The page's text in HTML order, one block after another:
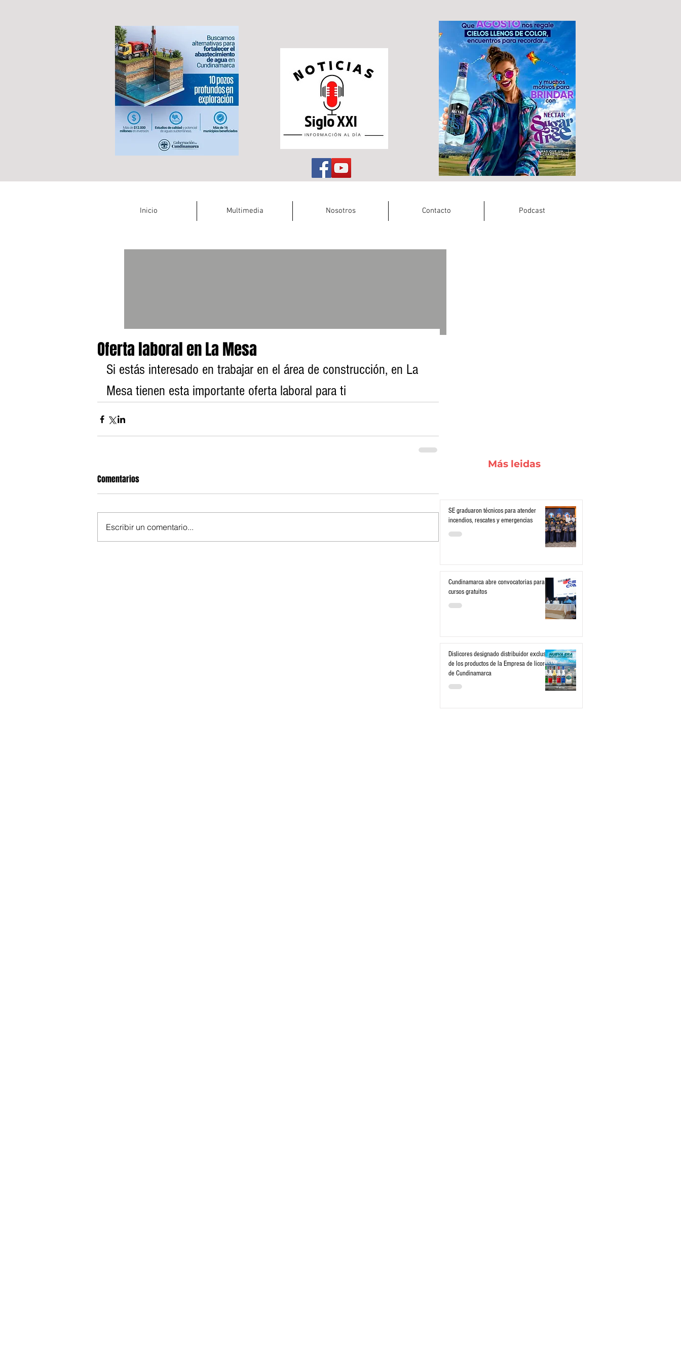
Inicio Multimedia Nosotros Contacto Podcast
Oferta laboral en La Mesa
Si estás interesado en trabajar en el área de construcción, en La
Mesa tienen esta importante oferta laboral para ti
Comentarios
Escribir un comentario...
Más leidas
SE graduaron técnicos para atender
incendios, rescates y emergencias
Cundinamarca abre convocatorias para
cursos gratuitos
Dislicores designado distribuidor exclusivo
de los productos de la Empresa de licores
de Cundinamarca